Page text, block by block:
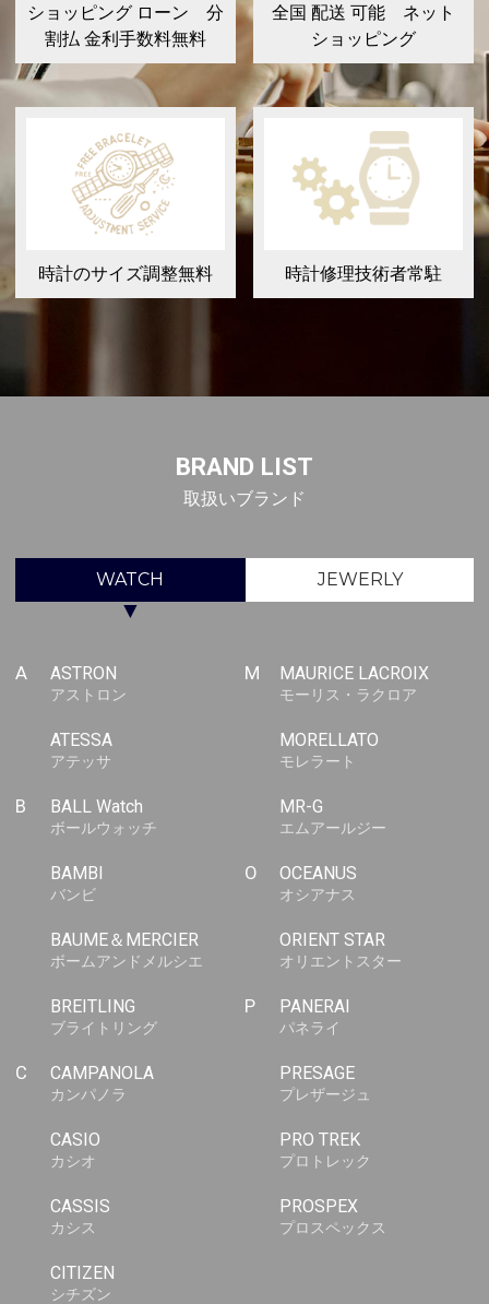
ショッピング ローン 分
割払 金利手数料無料
全国 配送 可能 ネット
ショッピング
時計のサイズ調整無料 時計修理技術者常駐
BRAND LIST
取扱いブランド
WATCH JEWERLY
▼
A ASTRON
アストロン
ATESSA
アテッサ
B BALL Watch
ボールウォッチ
BAMBI
バンビ
BAUME＆MERCIER
ボームアンドメルシエ
BREITLING
ブライトリング
C CAMPANOLA
カンパノラ
CASIO
カシオ
CASSIS
カシス
CITIZEN
シチズン
M MAURICE LACROIX
モーリス・ラクロア
MORELLATO
モレラート
MR-G
エムアールジー
O OCEANUS
オシアナス
ORIENT STAR
オリエントスター
P PANERAI
パネライ
PRESAGE
プレザージュ
PRO TREK
プロトレック
PROSPEX
プロスペックス